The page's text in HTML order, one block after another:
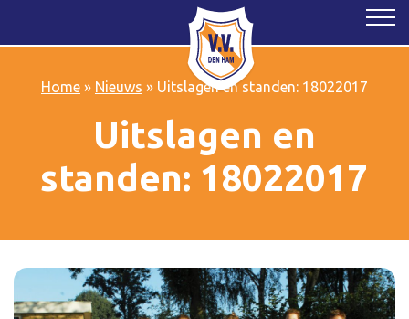
Home» Nieuws » Uitslagen en standen: 18022017
Uitslagen en
standen: 18022017